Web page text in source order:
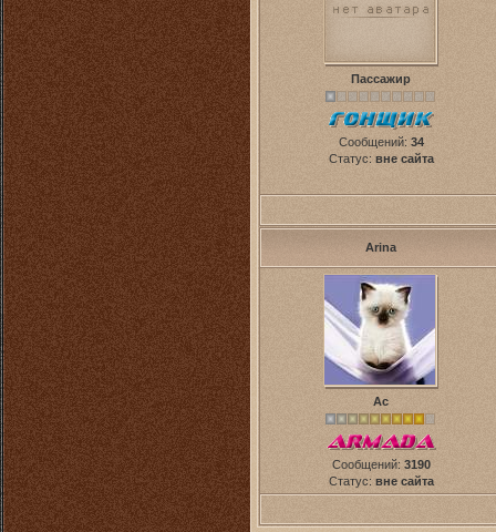
Пассажир
Сообщений: 34
Статус: вне сайта
Arina
Ас
Сообщений: 3190
Статус: вне сайта